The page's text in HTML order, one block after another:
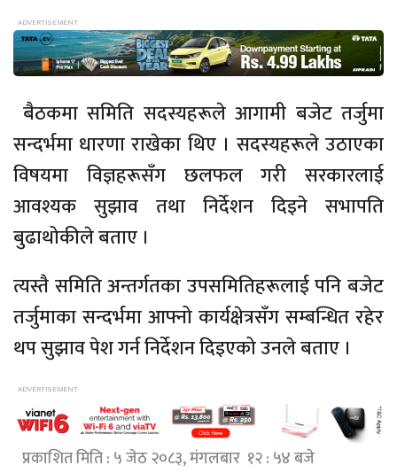
बैठकमा समिति सदस्यहरूले आगामी बजेट तर्जुमा
सन्दर्भमा धारणा राखेका थिए । सदस्यहरूले उठाएका
विषयमा विज्ञहरूसँग छलफल गरी सरकारलाई
आवश्यक सुझाव तथा निर्देशन दिइने सभापति
बुढाथोकीले बताए ।
त्यस्तै समिति अन्तर्गतका उपसमितिहरूलाई पनि बजेट
तर्जुमाका सन्दर्भमा आफ्नो कार्यक्षेत्रसँग सम्बन्धित रहेर
थप सुझाव पेश गर्न निर्देशन दिइएको उनले बताए ।
प्रकाशित मिति : ५ जेठ २०८३, मंगलबार १२ : ५४ बजे